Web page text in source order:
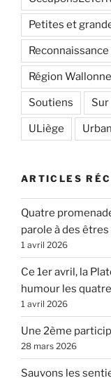
Petites et
Région Wallonne
Soutiens
ULiège
ARTICLES
Quatre
parole à des
1 avril 2026
Ce 1er avril, la
humour les
1 avril 2026
Une 2ème
28 mars 2026
Sauvons les